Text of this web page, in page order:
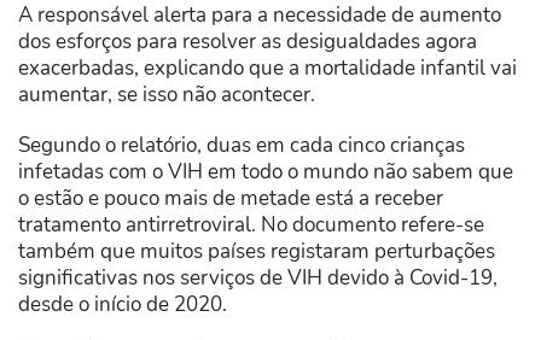
A responsável alerta para a necessidade de aumento
dos esforços para resolver as desigualdades agora
exacerbadas, explicando que a mortalidade infantil vai
aumentar, se isso não acontecer.
Segundo o relatório, duas em cada cinco crianças
infetadas com o VIH em todo o mundo não sabem que
o estão e pouco mais de metade está a receber
tratamento antirretroviral. No documento refere-se
também que muitos países registaram perturbações
significativas nos serviços de VIH devido à Covid-19,
desde o início de 2020.